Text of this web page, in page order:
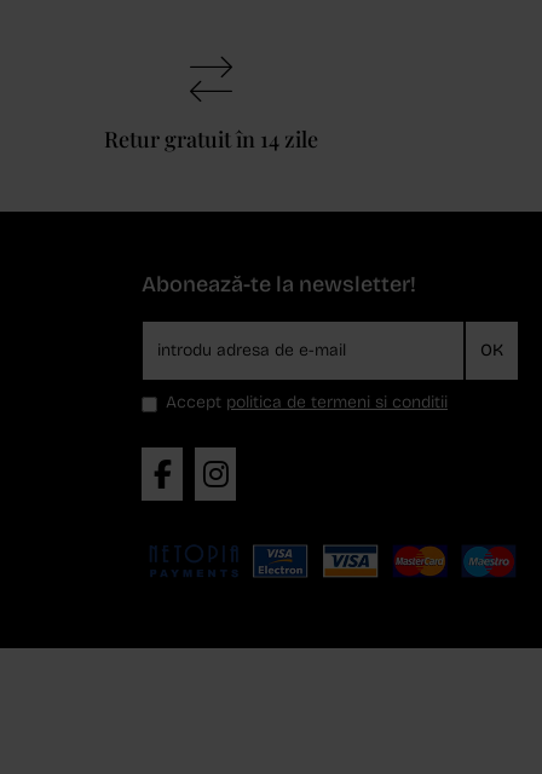
Retur gratuit în 14 zile
Abonează-te la newsletter!
OK
Accept politica de termeni si conditii